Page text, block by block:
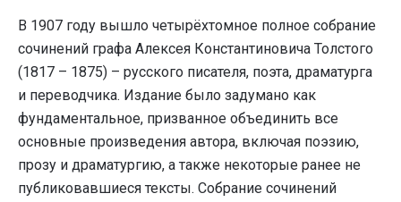
В 1907 году вышло четырёхтомное полное собрание
сочинений графа Алексея Константиновича Толстого
(1817 – 1875) – русского писателя, поэта, драматурга
и переводчика. Издание было задумано как
фундаментальное, призванное объединить все
основные произведения автора, включая поэзию,
прозу и драматургию, а также некоторые ранее не
публиковавшиеся тексты. Собрание сочинений